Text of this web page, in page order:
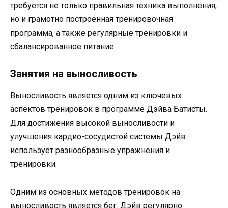
требуется не только правильная техника выполнения,
но и грамотно построенная тренировочная
программа, а также регулярные тренировки и
сбалансированное питание.
Занятия на выносливость
Выносливость является одним из ключевых
аспектов тренировок в программе Дэйва Батисты.
Для достижения высокой выносливости и
улучшения кардио-сосудистой системы Дэйв
использует разнообразные упражнения и
тренировки.
Одним из основных методов тренировок на
выносливость является бег. Дэйв регулярно